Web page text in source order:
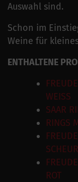
Auswahl sind.
Schon im
Weine für
ENTHALTENE
WEISS
SAAR
RINGS
ROT